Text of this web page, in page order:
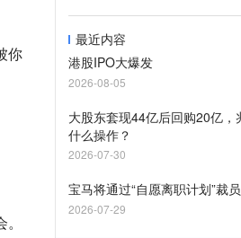
你
最近内容
港股IPO大爆发
2026-08-05
大股东套现44亿后回购20亿，
什么操作？
2026-07-30
宝马将通过“自愿离职计划”裁
2026-07-29